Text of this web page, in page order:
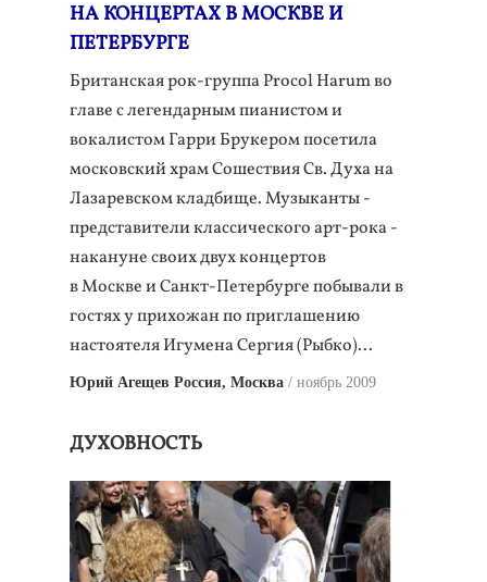
НА КОНЦЕРТАХ В МОСКВЕ И
ПЕТЕРБУРГЕ
Британская рок-группа Procol Harum во
главе с легендарным пианистом и
вокалистом Гарри Брукером посетила
московский храм Сошествия Св. Духа на
Лазаревском кладбище. Музыканты -
представители классического арт-рока -
накануне своих двух концертов
в Москве и Санкт-Петербурге побывали в
гостях у прихожан по приглашению
настоятеля Игумена Сергия (Рыбко)...
Юрий Агещев Россия, Москва ноябрь 2009
ДУХОВНОСТЬ